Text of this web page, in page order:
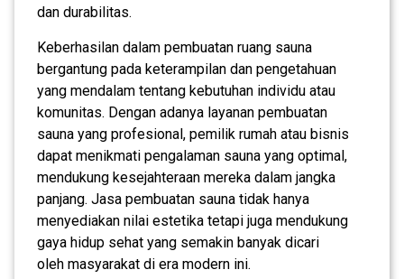
dan durabilitas.
Keberhasilan dalam pembuatan ruang sauna
bergantung pada keterampilan dan pengetahuan
yang mendalam tentang kebutuhan individu atau
komunitas. Dengan adanya layanan pembuatan
sauna yang profesional, pemilik rumah atau bisnis
dapat menikmati pengalaman sauna yang optimal,
mendukung kesejahteraan mereka dalam jangka
panjang. Jasa pembuatan sauna tidak hanya
menyediakan nilai estetika tetapi juga mendukung
gaya hidup sehat yang semakin banyak dicari
oleh masyarakat di era modern ini.